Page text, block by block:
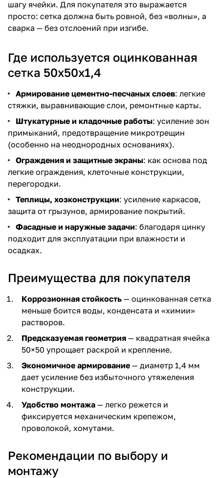
шагу ячейки. Для покупателя это выражается
просто: сетка должна быть ровной, без «волны», а
сварка — без отслоений при изгибе.
Где используется оцинкованная
сетка 50х50х1,4
Армирование цементно-песчаных слоев: легкие
стяжки, выравнивающие слои, ремонтные карты.
Штукатурные и кладочные работы: усиление зон
примыканий, предотвращение микротрещин
(особенно на неоднородных основаниях).
Ограждения и защитные экраны: как основа под
легкие ограждения, клеточные конструкции,
перегородки.
Теплицы, хозконструкции: усиление каркасов,
защита от грызунов, армирование покрытий.
Фасадные и наружные задачи: благодаря цинку
подходит для эксплуатации при влажности и
осадках.
Преимущества для покупателя
Коррозионная стойкость — оцинкованная сетка
меньше боится воды, конденсата и «химии»
растворов.
Предсказуемая геометрия — квадратная ячейка
50×50 упрощает раскрой и крепление.
Экономичное армирование — диаметр 1,4 мм
дает усиление без избыточного утяжеления
конструкции.
Удобство монтажа — легко режется и
фиксируется механическим крепежом,
проволокой, хомутами.
Рекомендации по выбору и
монтажу